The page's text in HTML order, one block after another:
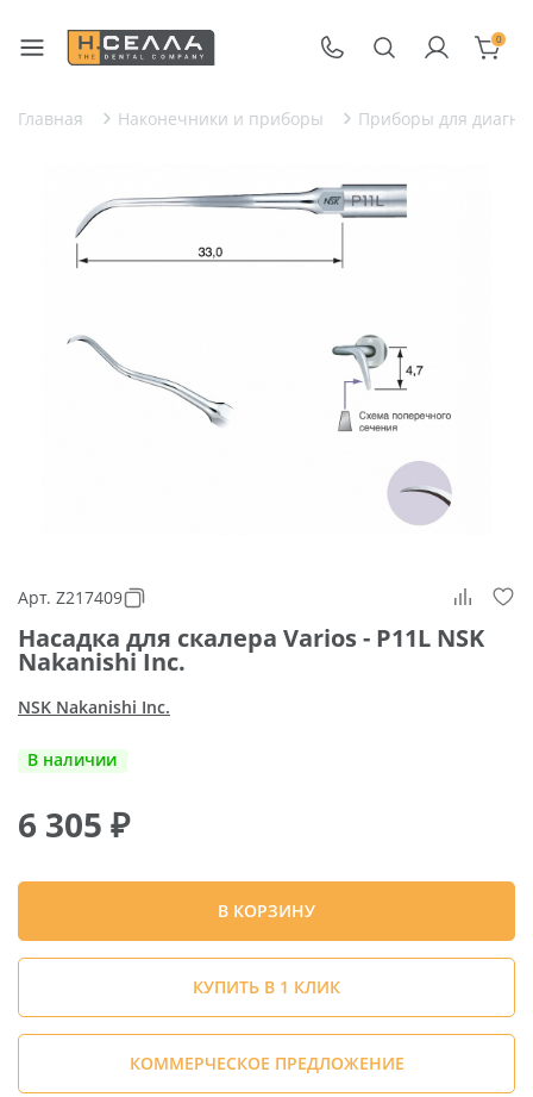
0
Главная Наконечники и приборы Приборы для
Арт. Z217409
Насадка для скалера Varios - P11L NSK
Nakanishi Inc.
NSK Nakanishi Inc.
В наличии
6 305 ₽
В КОРЗИНУ
КУПИТЬ В 1 КЛИК
КОММЕРЧЕСКОЕ ПРЕДЛОЖЕНИЕ